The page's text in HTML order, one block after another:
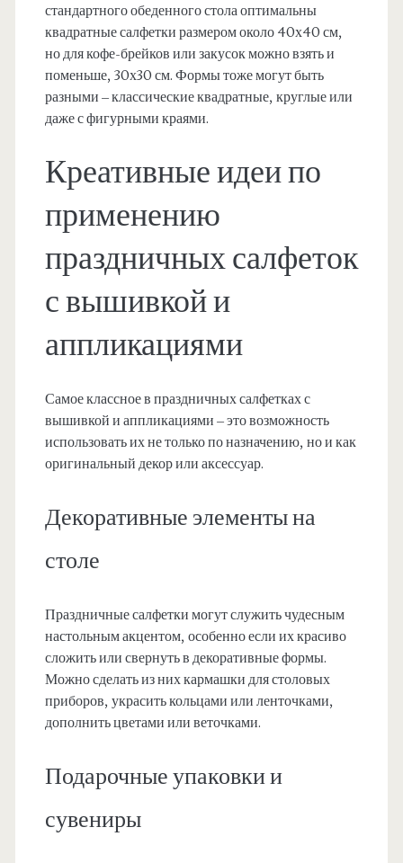
стандартного обеденного стола оптимальны
квадратные салфетки размером около 40х40 см,
но для кофе-брейков или закусок можно взять и
поменьше, 30х30 см. Формы тоже могут быть
разными – классические квадратные, круглые или
даже с фигурными краями.
Креативные идеи по
применению
праздничных салфеток
с вышивкой и
аппликациями
Самое классное в праздничных салфетках с
вышивкой и аппликациями – это возможность
использовать их не только по назначению, но и как
оригинальный декор или аксессуар.
Декоративные элементы на
столе
Праздничные салфетки могут служить чудесным
настольным акцентом, особенно если их красиво
сложить или свернуть в декоративные формы.
Можно сделать из них кармашки для столовых
приборов, украсить кольцами или ленточками,
дополнить цветами или веточками.
Подарочные упаковки и
сувениры